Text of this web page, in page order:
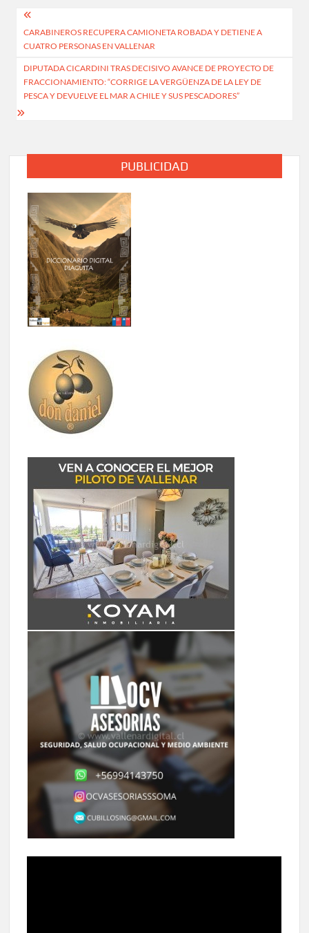
Navegación
de
entradas
CARABINEROS RECUPERA CAMIONETA ROBADA Y DETIENE A
CUATRO PERSONAS EN VALLENAR
DIPUTADA CICARDINI TRAS DECISIVO AVANCE DE PROYECTO DE
FRACCIONAMIENTO: “CORRIGE LA VERGÜENZA DE LA LEY DE
PESCA Y DEVUELVE EL MAR A CHILE Y SUS PESCADORES”
PUBLICIDAD